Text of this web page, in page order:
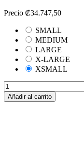
Precio ₡34.747,50
SMALL
MEDIUM
LARGE
X-LARGE
XSMALL
Añadir al carrito